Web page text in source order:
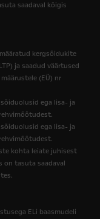
saadaval kõigis
kergsõidukite
ja saadud väärtused
(EÜ) nr
ega lisa- ja
ega lisa- ja
kohta leiate juhisest
on tasuta saadaval
ELi baasmudeli